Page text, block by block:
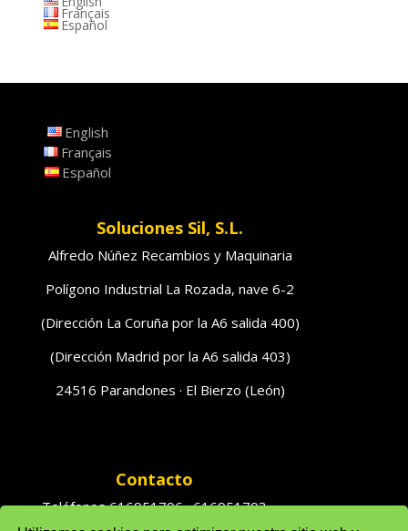
Français
Español
English
Français
Español
Soluciones Sil, S.L.
Alfredo Núñez Recambios y Maquinaria
Polígono Industrial La Rozada, nave 6-2
(Dirección La Coruña por la A6 salida 400)
(Dirección Madrid por la A6 salida 403)
24516 Parandones · El Bierzo (León)
Contacto
Teléfonos 616951796 · 616951793